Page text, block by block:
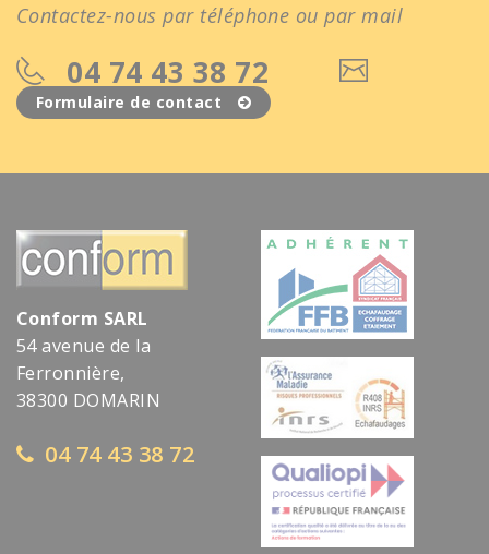
Contactez-nous par téléphone ou par mail
04 74 43 38 72
Formulaire de contact
Conform SARL
54 avenue de la
Ferronnière,
38300 DOMARIN
04 74 43 38 72